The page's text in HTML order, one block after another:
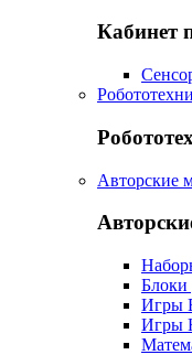
Кабинет
Авторские
Блоки
Игры
Игры